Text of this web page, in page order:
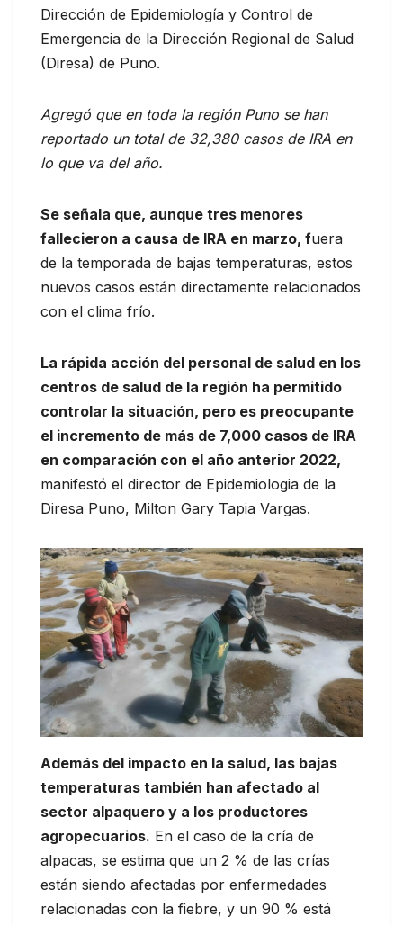
Dirección de Epidemiología y Control de
Emergencia de la Dirección Regional de Salud
(Diresa) de Puno.
Agregó que en toda la región Puno se han
reportado un total de 32,380 casos de IRA en
lo que va del año.
Se señala que, aunque tres menores
fallecieron a causa de IRA en marzo, fuera
de la temporada de bajas temperaturas, estos
nuevos casos están directamente relacionados
con el clima frío.
La rápida acción del personal de salud en los
centros de salud de la región ha permitido
controlar la situación, pero es preocupante
el incremento de más de 7,000 casos de IRA
en comparación con el año anterior 2022,
manifestó el director de Epidemiologia de la
Diresa Puno, Milton Gary Tapia Vargas.
Además del impacto en la salud, las bajas
temperaturas también han afectado al
sector alpaquero y a los productores
agropecuarios. En el caso de la cría de
alpacas, se estima que un 2 % de las crías
están siendo afectadas por enfermedades
relacionadas con la fiebre, y un 90 % está